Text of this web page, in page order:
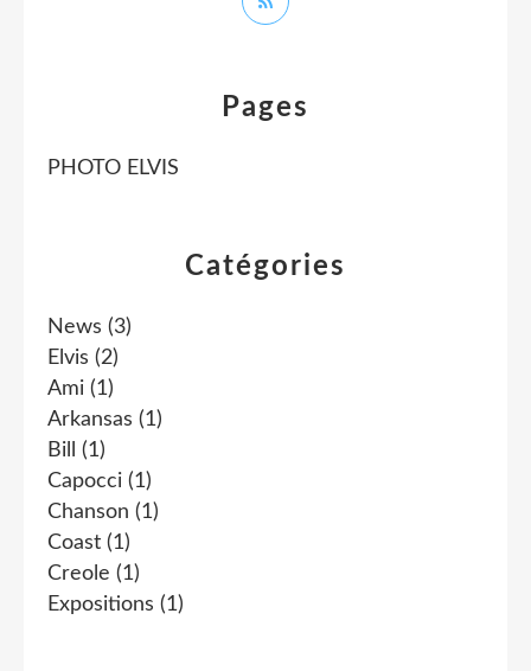
Catégories
News (3)
Elvis (2)
Ami (1)
Arkansas (1)
Bill
(1)
Capocci (1)
Chanson (1)
Coast (1)
Creole (1)
Expositions (1)
Pages
PHOTO ELVIS